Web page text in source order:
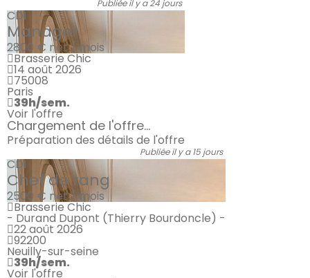
Publiée il y a 24 jours
CDI
Manager
2800 € net / mois
Brasserie Chic
14 août 2026
75008
Paris
39h/sem.
Voir l'offre
Chargement de l'offre...
Préparation des détails de l'offre
Publiée il y a 15 jours
CDI
Chef de rang
2500 € net / mois
Brasserie Chic
- Durand Dupont (Thierry Bourdoncle) -
22 août 2026
92200
Neuilly-sur-seine
39h/sem.
Voir l'offre